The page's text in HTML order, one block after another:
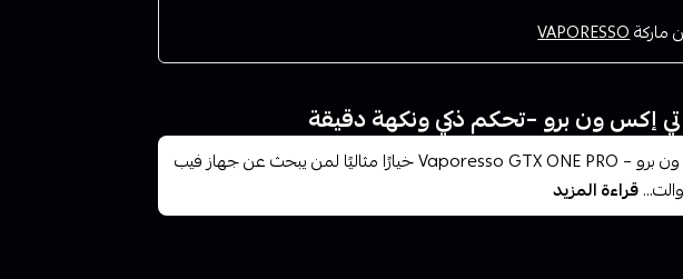
ماركةVAPORESSO
إكس ون برو –تحكم ذكي ونكهة دقيقة
يُعد جهاز فابريسو جي تي إكس ون برو – Vaporesso GTX ONE PRO خيارًا مثاليًا لمن يبحث عن جهاز فيب
قراءة المزيد